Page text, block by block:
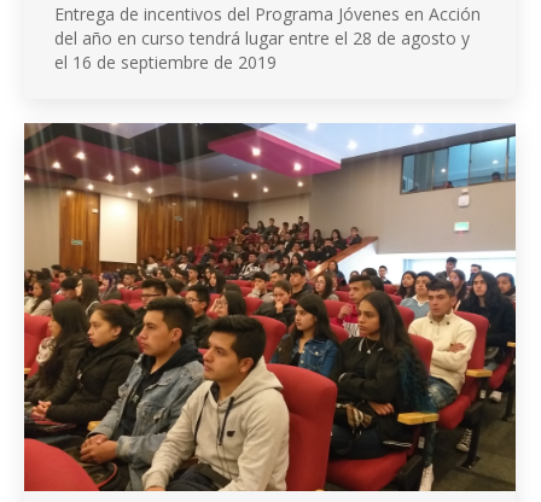
Entrega de incentivos del Programa Jóvenes en Acción
del año en curso tendrá lugar entre el 28 de agosto y
el 16 de septiembre de 2019